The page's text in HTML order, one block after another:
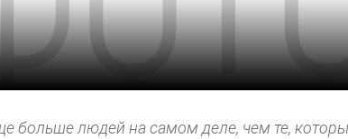
больше людей на самом деле, чем те,